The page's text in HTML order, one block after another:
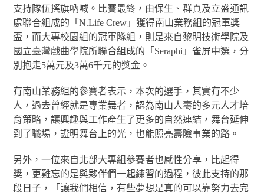
支持隊伍搖旗吶喊。比賽最終，由保生、群真及立盛通訊
處聯合組成的「N.Life Crew」獲得南山業務組的冠軍獎
盃，而大專校園組的冠軍隊組，則是來自黎明技術學院及
國立臺灣戲曲學院所聯合組成的「Seraphi」雀屏中選，分
別抱走5萬元及3萬6千元的獎金。
有南山業務組的參賽者表示，本次的選手，其實有不少
人，過去曾經就是專業舞者，認為南山人壽的多元人才培
育策略，讓興趣與工作產生了更多的自然連結，舞台延伸
到了職場，證明舞台上的光，也能照亮壽險事業的路。
另外，一位來自北部大專組參賽者也感性分享，比起得
獎，更難忘的是與夥伴們一起練習的過程，彼此支持的那
段日子，「讓我們相信，有些夢想是真的可以靠努力去完